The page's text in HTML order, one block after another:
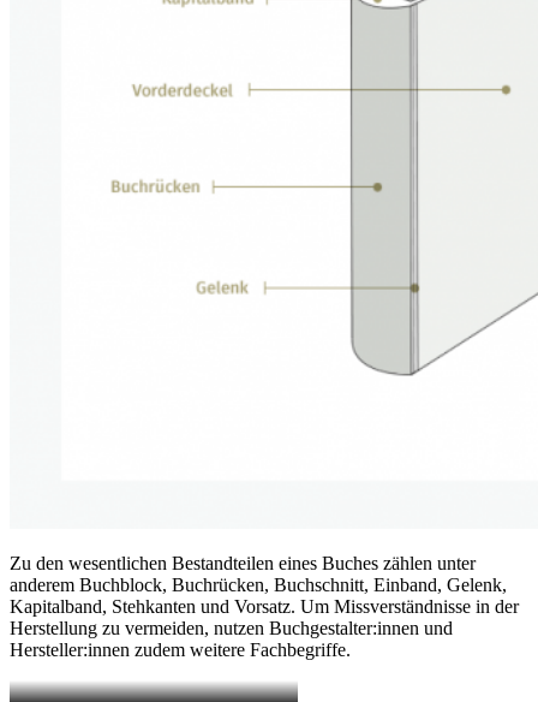
Zu den wesentlichen Bestandteilen eines Buches zählen unter
anderem Buchblock, Buchrücken, Buchschnitt, Einband, Gelenk,
Kapitalband, Stehkanten und Vorsatz. Um Missverständnisse in der
Herstellung zu vermeiden, nutzen Buchgestalter:innen und
Hersteller:innen zudem weitere Fachbegriffe.